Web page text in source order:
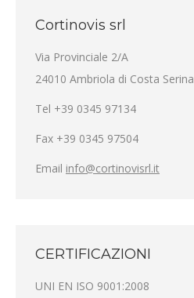
Cortinovis srl
Via Provinciale 2/A
24010 Ambriola di Costa Serina
Tel +39 0345 97134
Fax +39 0345 97504
Email info@cortinovisrl.it
CERTIFICAZIONI
UNI EN ISO 9001:2008